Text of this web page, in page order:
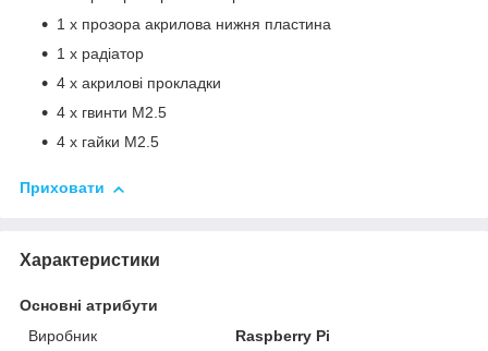
1 x прозора акрилова нижня пластина
1 x радіатор
4 x акрилові прокладки
4 x гвинти M2.5
4 x гайки M2.5
Приховати
Характеристики
Основні атрибути
Виробник
Raspberry Pi